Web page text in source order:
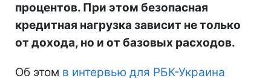
процентов. При этом безопасная
кредитная нагрузка зависит не только
от дохода, но и от базовых расходов.
Об этом в интервью для РБК-Украина